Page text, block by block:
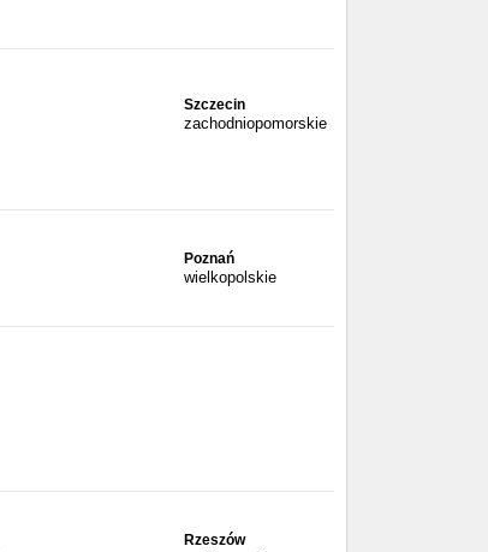
Szczecin
zachodniopomorskie
Poznań
wielkopolskie
Rzeszów